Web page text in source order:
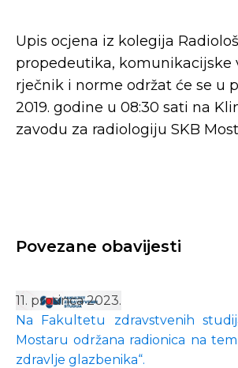
Upis ocjena iz kolegija
propedeutika, komunikacijske
rječnik i norme održat će se u
2019. godine u 08:30 sati na
zavodu za radiologiju SKB
Povezane obavijesti
11. prosinca 2023.
Na Fakultetu zdravstvenih
Mostaru održana radionica na
zdravlje glazbenika“.